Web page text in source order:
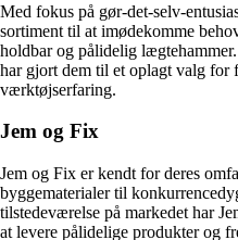
Med fokus på gør-det-selv-
sortiment til at imødekomme
holdbar og pålidelig
har gjort dem til et oplagt valg for
værktøjserfaring.
Jem og Fix
Jem og Fix er kendt for deres
byggematerialer til
tilstedeværelse på markedet har
at levere pålidelige produkter og